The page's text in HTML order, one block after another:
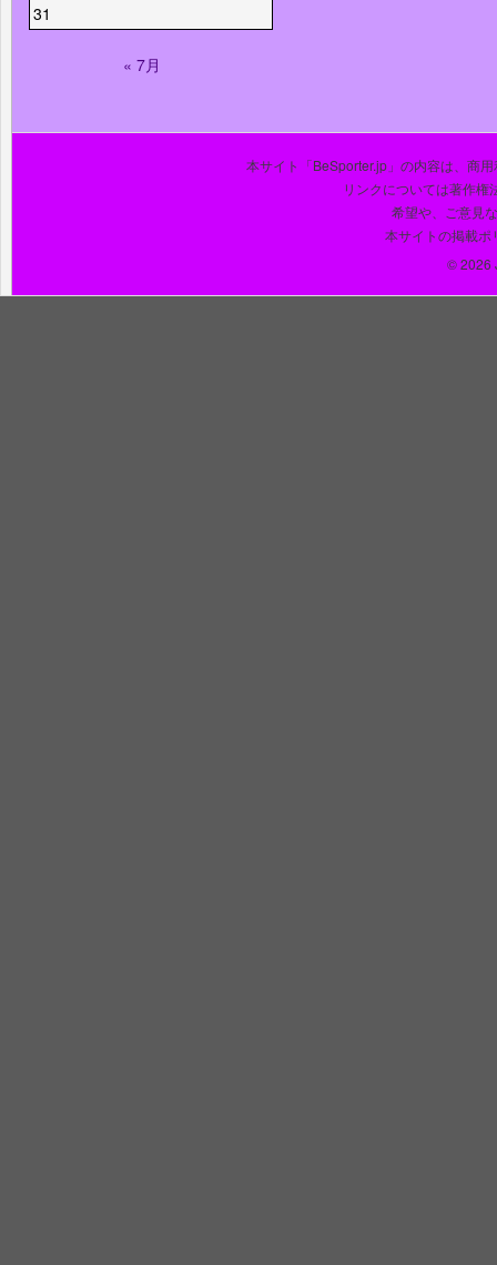
31
« 7月
本サイト「BeSporter.jp」の内容は、商
リンクについては著作権
希望や、ご意見
本サイトの掲載ポ
© 2026